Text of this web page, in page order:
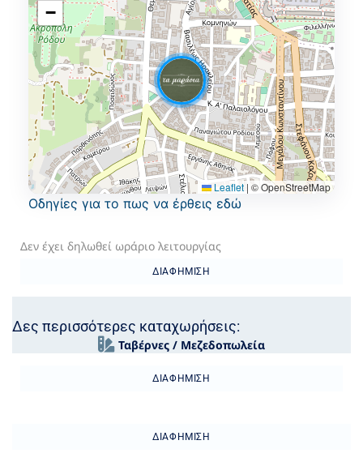
−
Leaflet | © OpenStreetMap
Oδηγίες για το πως να έρθεις εδώ
Δεν έχει δηλωθεί ωράριο λειτουργίας
ΔΙΑΦΉΜΙΣΗ
Δες περισσότερες καταχωρήσεις:
Ταβέρνες / Μεζεδοπωλεία
ΔΙΑΦΉΜΙΣΗ
ΔΙΑΦΉΜΙΣΗ